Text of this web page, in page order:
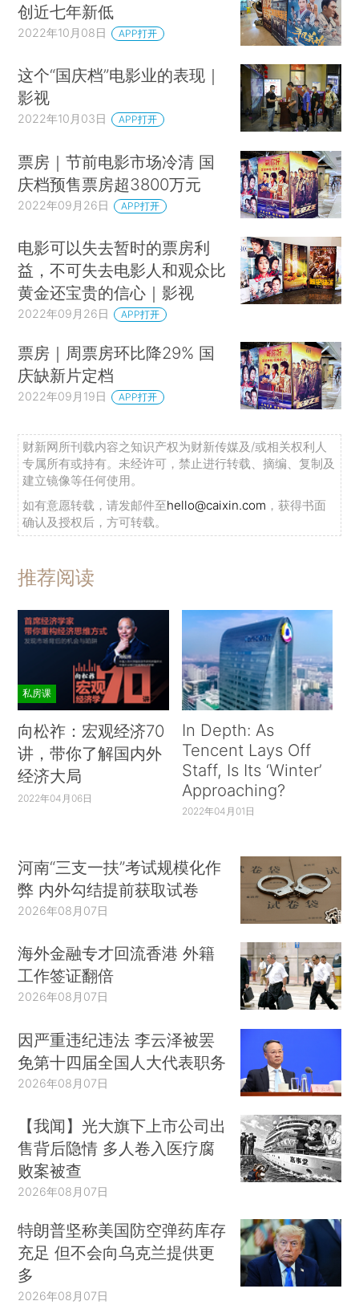
创近七年新低
2022年10月08日 APP打开
这个“国庆档”电影业的表现｜
影视
2022年10月03日 APP打开
票房｜节前电影市场冷清 国
庆档预售票房超3800万元
2022年09月26日 APP打开
电影可以失去暂时的票房利
益，不可失去电影人和观众比
黄金还宝贵的信心｜影视
2022年09月26日 APP打开
票房｜周票房环比降29% 国
庆缺新片定档
2022年09月19日 APP打开
财新网所刊载内容之知识产权为财新传媒及/或相关权利人
专属所有或持有。未经许可，禁止进行转载、摘编、复制及
建立镜像等任何使用。
如有意愿转载，请发邮件至hello@caixin.com ，获得书面
确认及授权后，方可转载。
推荐阅读
私房课
向松祚：宏观经济70
讲，带你了解国内外
经济大局
2022年04月06日
In Depth: As
Tencent Lays Off
Staff, Is Its ‘Winter’
Approaching?
2022年04月01日
河南“三支一扶”考试规模化作
弊 内外勾结提前获取试卷
2026年08月07日
海外金融专才回流香港 外籍
工作签证翻倍
2026年08月07日
因严重违纪违法 李云泽被罢
免第十四届全国人大代表职务
2026年08月07日
【我闻】光大旗下上市公司出
售背后隐情 多人卷入医疗腐
败案被查
2026年08月07日
特朗普坚称美国防空弹药库存
充足 但不会向乌克兰提供更
多
2026年08月07日